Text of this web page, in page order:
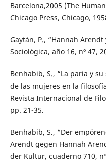
Barcelona,2005 (The
Chicago Press, Chicago,
Gaytán, P., “Hannah
Sociológica, año 16, nº 47,
Benhabib, S., “La paria y
de las mujeres en la
Revista Internacional de
pp. 21-35.
Benhabib, S., “Der
Arendt gegen Hannah
der Kultur, cuaderno 710,